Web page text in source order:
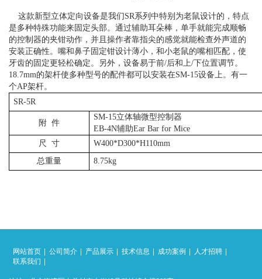
这款新型立体定向设备是我们 SR系列中特别为老鼠设计的，特点
是多种特殊功能来固定头部。通过辅助耳朵棒，单手就能完成顺畅
的控制器的夹钳动作，并且操作者靠指尖的感觉就能检查外声道的
安装正确性。嘴和鼻子固定钳设计薄小，和小老鼠的嘴相匹配，使
牙齿的固定更轻松确定。另外，设备易于前/后和上/下位置调节。
18.7mm的架杆使多种型号的配件都可以安装在SM-15设备上。有一
个AP架杆。
SR-5R
附 件
SM-15立体轴微型控制器
EB-4N辅助Ear Bar for Mice
尺
寸
W400*D300*H110mm
总重量
8.75kg
网站首页 公司简介 产品展示 技术信息 成功案例
人才招聘
联系我们